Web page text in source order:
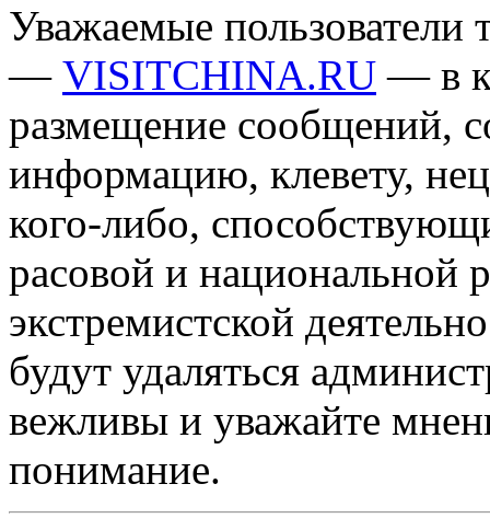
Уважаемые пользователи
— VISITCHINA.RU — в
размещение сообщений,
информацию, клевету,
кого-либо,
расовой и национальной
экстремистской
будут удаляться
вежливы и уважайте
понимание.